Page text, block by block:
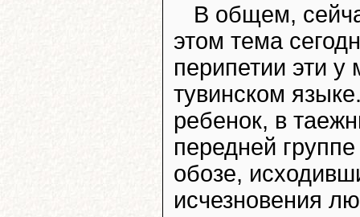
В общем,
этом тема
перипетии эти
тувинском
ребенок, в
передней
обозе,
исчезновения